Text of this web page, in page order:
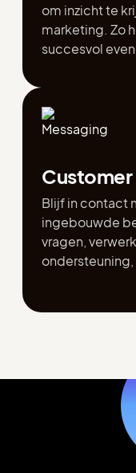
om inzicht te
marketing. Zo
succesvol
Customer
Blijf in contact
ingebouwde
vragen,